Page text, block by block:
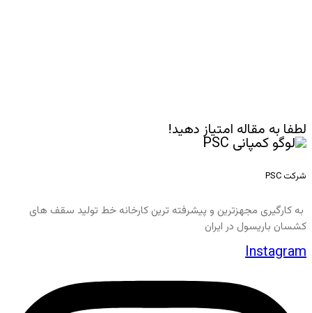
لطفا به مقاله امتیاز دهید!
شرکت PSC
به کارگیری مجهزترین و پیشرفته ترین کارخانه خط تولید سقف های
کشسان باریسول در ایران
Instagram